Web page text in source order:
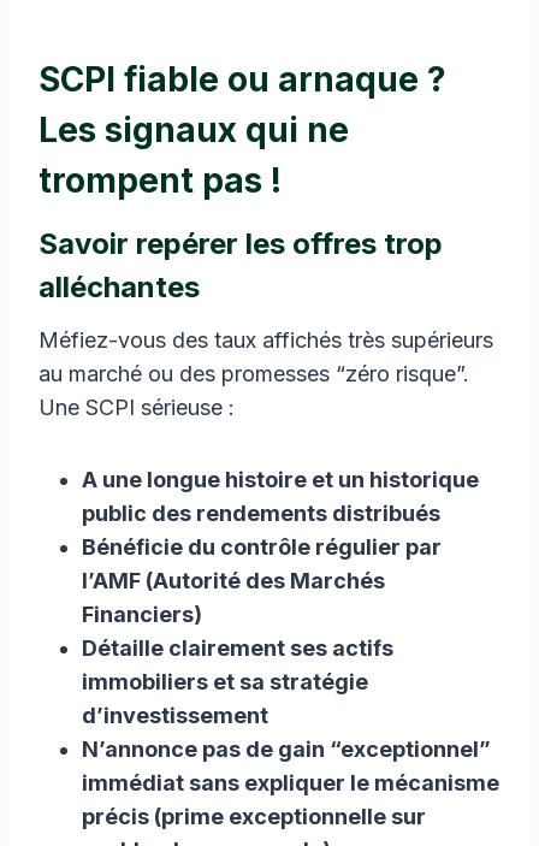
SCPI fiable ou arnaque ?
Les signaux qui ne
trompent pas !
Savoir repérer les offres trop
alléchantes
Méfiez-vous des taux affichés très supérieurs
au marché ou des promesses “zéro risque”.
Une SCPI sérieuse :
A une longue histoire et un historique
public des rendements distribués
Bénéficie du contrôle régulier par
l’AMF (Autorité des Marchés
Financiers)
Détaille clairement ses actifs
immobiliers et sa stratégie
d’investissement
N’annonce pas de gain “exceptionnel”
immédiat sans expliquer le mécanisme
précis (prime exceptionnelle sur